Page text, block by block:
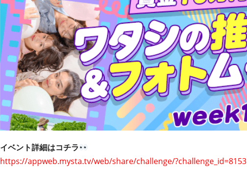
イベント詳細はコチラ
https://appweb.mysta.tv/web/share/challenge/?challenge_id=8153